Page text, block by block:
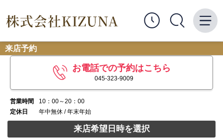
来店予約
お電話での予約はこちら
045-323-9009
営業時間
10：00～20：00
定休日
年中無休 / 年末年始
来店希望日時を選択